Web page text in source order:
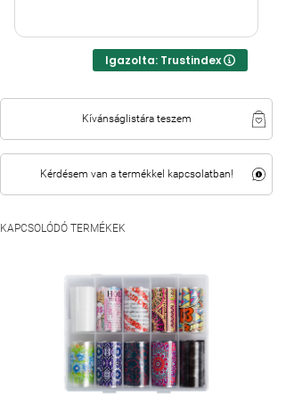
Igazolta: Trustindex
Kívánságlistára teszem
Kérdésem van a termékkel kapcsolatban!
KAPCSOLÓDÓ TERMÉKEK